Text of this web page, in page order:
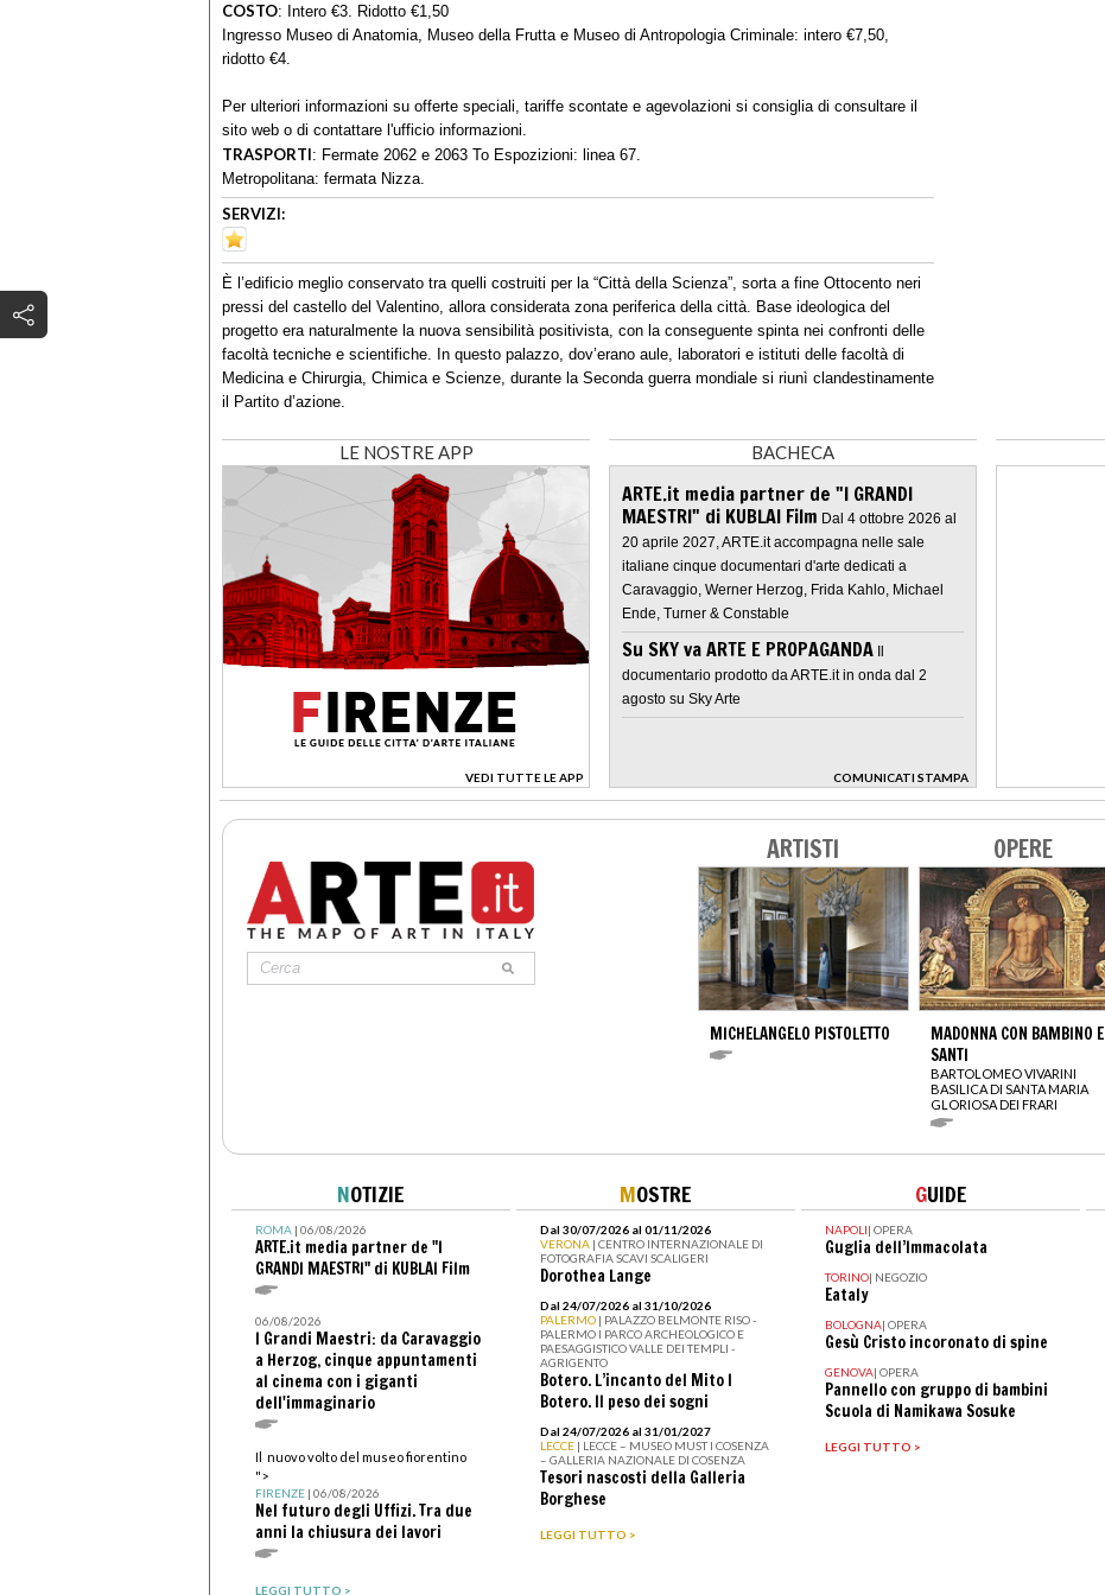
COSTO: Intero €3. Ridotto €1,50
Ingresso Museo di Anatomia, Museo della Frutta e Museo di Antropologia Criminale: intero €7,50,
ridotto €4.
Per ulteriori informazioni su offerte speciali, tariffe scontate e agevolazioni si consiglia di consultare il
sito web o di contattare l'ufficio informazioni.
TRASPORTI: Fermate 2062 e 2063 To Espozizioni: linea 67.
Metropolitana: fermata Nizza.
SERVIZI:
È l’edificio meglio conservato tra quelli costruiti per la “Città della Scienza”, sorta a fine Ottocento neri
pressi del castello del Valentino, allora considerata zona periferica della città. Base ideologica del
progetto era naturalmente la nuova sensibilità positivista, con la conseguente spinta nei confronti delle
facoltà tecniche e scientifiche. In questo palazzo, dov’erano aule, laboratori e istituti delle facoltà di
Medicina e Chirurgia, Chimica e Scienze, durante la Seconda guerra mondiale si riunì clandestinamente
il Partito d’azione.
LE NOSTRE APP
VEDI TUTTE LE APP
>
BACHECA
ARTE.it media partner de "I GRANDI
MAESTRI" di KUBLAI Film Dal 4 ottobre 2026 al
20 aprile 2027, ARTE.it accompagna nelle sale
italiane cinque documentari d'arte dedicati a
Caravaggio, Werner Herzog, Frida Kahlo, Michael
Ende, Turner & Constable
Su SKY va ARTE E PROPAGANDA Il
documentario prodotto da ARTE.it in onda dal 2
agosto su Sky Arte
COMUNICATI STAMPA
>
ARTISTI
MICHELANGELO PISTOLETTO
OPERE
MADONNA CON BAMBINO E
SANTI
BARTOLOMEO VIVARINI
BASILICA DI SANTA MARIA
GLORIOSA DEI FRARI
NOTIZIE
ROMA| 06/08/2026
ARTE.it media partner de "I
GRANDI MAESTRI" di KUBLAI Film
06/08/2026
I Grandi Maestri: da Caravaggio
a Herzog, cinque appuntamenti
al cinema con i giganti
dell'immaginario
Il nuovo volto del museo fiorentino
">
FIRENZE| 06/08/2026
Nel futuro degli Uffizi. Tra due
anni la chiusura dei lavori
LEGGI TUTTO >
MOSTRE
Dal 30/07/2026 al 01/11/2026
VERONA | CENTRO INTERNAZIONALE DI
FOTOGRAFIA SCAVI SCALIGERI
Dorothea Lange
Dal 24/07/2026 al 31/10/2026
PALERMO | PALAZZO BELMONTE RISO -
PALERMO I PARCO ARCHEOLOGICO E
PAESAGGISTICO VALLE DEI TEMPLI -
AGRIGENTO
Botero. L’incanto del Mito I
Botero. Il peso dei sogni
Dal 24/07/2026 al 31/01/2027
LECCE | LECCE – MUSEO MUST I COSENZA
– GALLERIA NAZIONALE DI COSENZA
Tesori nascosti della Galleria
Borghese
LEGGI TUTTO >
GUIDE
NAPOLI| OPERA
Guglia dell’Immacolata
TORINO| NEGOZIO
Eataly
BOLOGNA| OPERA
Gesù Cristo incoronato di spine
GENOVA| OPERA
Pannello con gruppo di bambini
Scuola di Namikawa Sosuke
LEGGI TUTTO >